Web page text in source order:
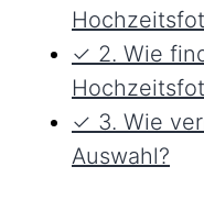
✓ 2. Wie
✓ 3. Wie
Auswahl?